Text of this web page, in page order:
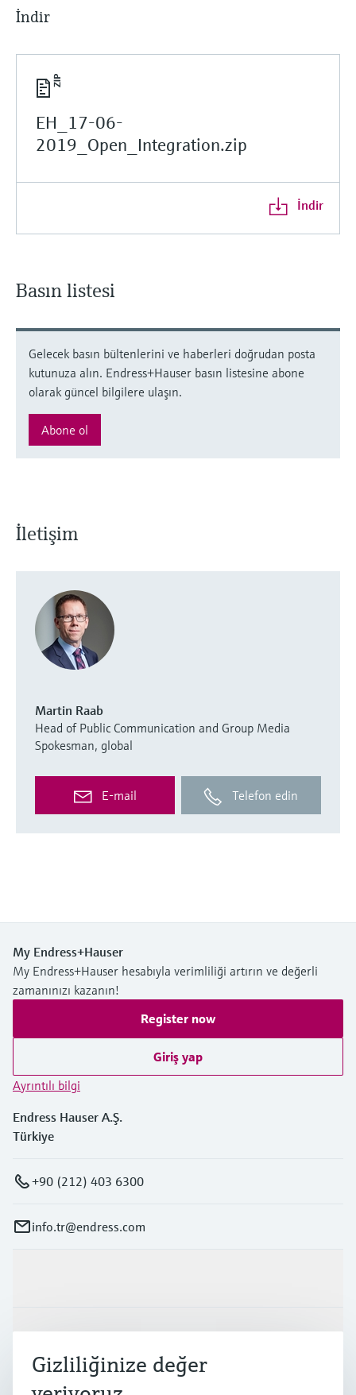
İndir
EH_17-06-
2019_Open_Integration.zip
İndir
Basın listesi
Gelecek basın bültenlerini ve haberleri doğrudan posta
kutunuza alın. Endress+Hauser basın listesine abone
olarak güncel bilgilere ulaşın.
Abone ol
İletişim
Martin Raab
Head of Public Communication and Group Media
Spokesman, global
E-mail Telefon edin
My Endress+Hauser
My Endress+Hauser hesabıyla verimliliği artırın ve değerli
zamanınızı kazanın!
Register now
Giriş yap
Ayrıntılı bilgi
Endress Hauser A.Ş.
Türkiye
+90 (212) 403 6300
info.tr@endress.com
Endüstriler
Gizliliğinize değer